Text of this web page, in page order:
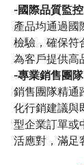
-國際品質監
產品均通過國
檢驗，確保符
為客戶提供高
-專業銷售團
銷售團隊精通
化行銷建議與
型企業訂單或
活應對，滿足